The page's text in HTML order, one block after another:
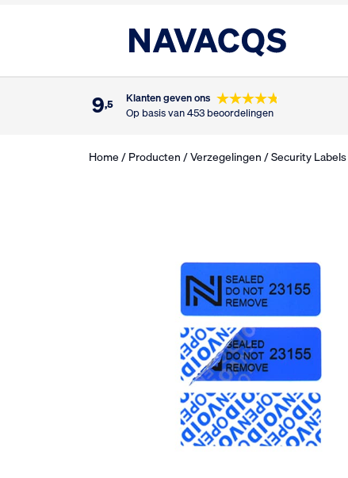
9,5
Klanten geven ons
Op basis van 453 beoordelingen
Home/Producten/Verzegelingen/Security Labels